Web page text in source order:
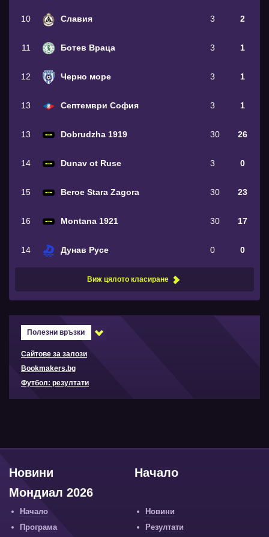
10 Славия 3 2
11 Ботев Враца 3 1
12 Черно море 3 1
13 Септември София 3 1
13 Dobrudzha 1919 30 26
14 Dunav ot Ruse 3 0
15 Beroe Stara Zagora 30 23
16 Montana 1921 30 17
14 Дунав Русе 0 0
Виж цялото класиране
Полезни връзки
Сайтове за залози
Bookmakers.bg
Футбол: резултати
Начало
Новини
Мондиал 2026
Начало
Новини
Програма
Резултати